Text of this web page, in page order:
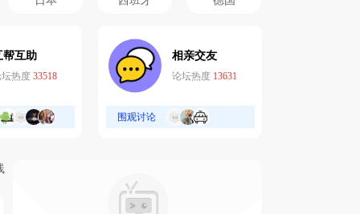
帮互助
热度 33518
相亲交友
论坛热度 13631
围观讨论